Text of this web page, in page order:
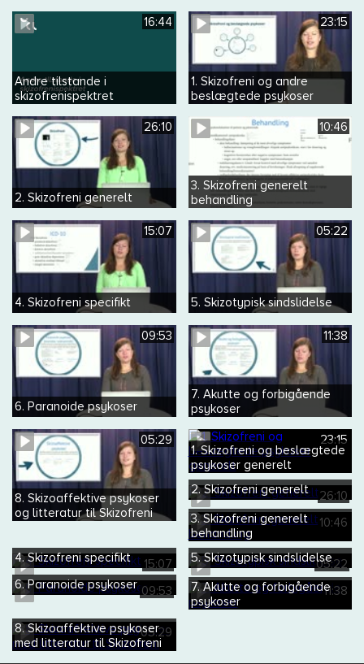
16:44
Andre tilstande i
skizofrenispektret
23:15
1. Skizofreni og andre
beslægtede psykoser
26:10
2. Skizofreni generelt
10:46
3. Skizofreni generelt
behandling
15:07
4. Skizofreni specifikt
05:22
5. Skizotypisk sindslidelse
09:53
6. Paranoide psykoser
11:38
7. Akutte og forbigående
psykoser
05:29
8. Skizoaffektive psykoser
og litteratur til Skizofreni
23:15
1. Skizofreni og beslægtede
psykoser generelt
26:10
2. Skizofreni generelt
10:46
3. Skizofreni generelt
behandling
15:07
4. Skizofreni specifikt 05:22
5. Skizotypisk sindslidelse
09:53
6. Paranoide psykoser 11:38
7. Akutte og forbigående
psykoser
05:29
8. Skizoaffektive psykoser
med litteratur til Skizofreni